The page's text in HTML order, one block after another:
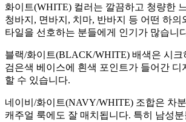
화이트(WHITE) 컬러는 깔끔하고 청량한
청바지, 면바지, 치마, 반바지 등 어떤 하
타일을 선호하는 분들에게 인기가 많습니
블랙/화이트(BLACK/WHITE) 배색은 시
검은색 베이스에 흰색 포인트가 들어간
할 수 있습니다.
네이비/화이트(NAVY/WHITE) 조합은 차
캐주얼 룩에도 잘 매치됩니다. 특히 남성